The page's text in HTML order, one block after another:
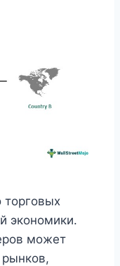
торговых
экономики.
может